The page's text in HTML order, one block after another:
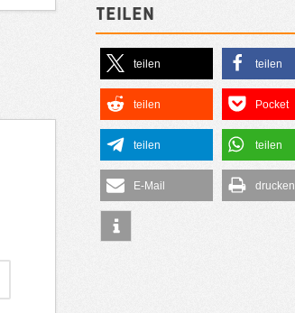
Teilen
teilen teilen
teilen Pocket
teilen teilen
E-Mail drucken